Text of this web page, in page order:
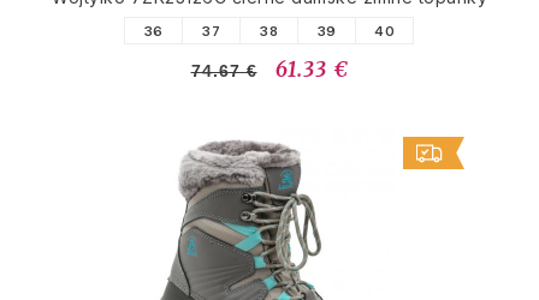
36 37 38 39 40
74.67 € 61.33 €